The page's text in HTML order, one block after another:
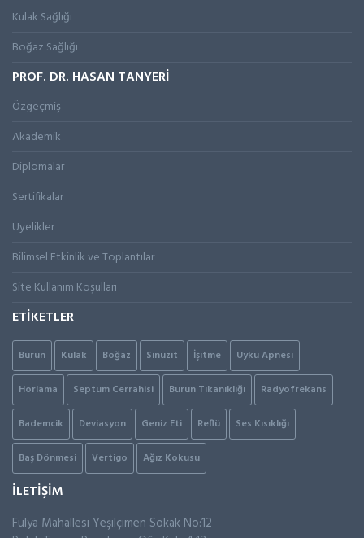
Kulak Sağlığı
Boğaz Sağlığı
PROF. DR. HASAN TANYERİ
Özgeçmiş
Akademik
Diplomalar
Sertifikalar
Üyelikler
Bilimsel Etkinlik ve Toplantılar
Site Kullanım Koşulları
ETİKETLER
Burun Kulak Boğaz Sinüzit İşitme Uyku Apnesi
Horlama Septum Cerrahisi Burun Tıkanıklığı Radyofrekans
Bademcik Deviasyon Geniz Eti Reflü Ses Kısıklığı
Baş Dönmesi Vertigo Ağız Kokusu
İLETİŞİM
Fulya Mahallesi Yeşilçimen Sokak No:12